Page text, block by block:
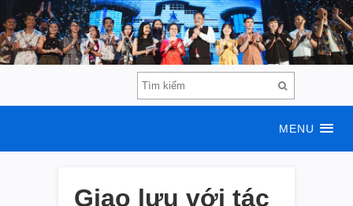
MENU
Giao lưu với tác